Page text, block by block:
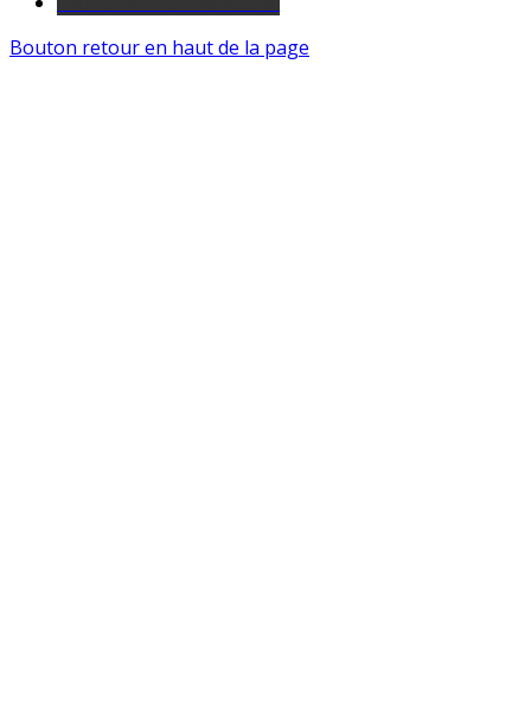
Bouton retour en haut de la page